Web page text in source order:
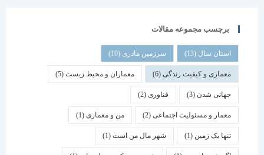
برچسب مجموعه مقالات
استان سال(13) سرزمین مادری(10)
معماری و کیفیت زندگی(6) معماران و محیط زیست(5)
جهانی شدن(3) فناوری (2)
معمار و مسئولیت اجتماعی (2) من و معماری (1)
تنها یک زمین(1) شهر مال من است(1)